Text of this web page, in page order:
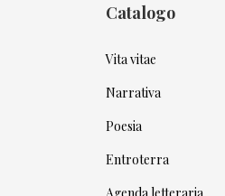
Catalogo
Vita vitae
Narrativa
Poesia
Entroterra